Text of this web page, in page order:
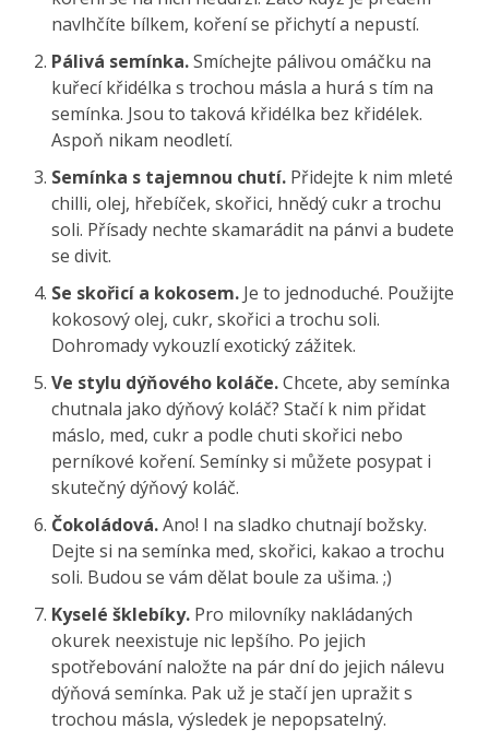
navlhčíte bílkem, koření se přichytí a nepustí.
Pálivá semínka.Smíchejte pálivou omáčku na
kuřecí křidélka s trochou másla a hurá s tím na
semínka. Jsou to taková křidélka bez křidélek.
Aspoň nikam neodletí.
Semínka s tajemnou chutí. Přidejte k nim mleté
chilli, olej, hřebíček, skořici, hnědý cukr a trochu
soli. Přísady nechte skamarádit na pánvi a budete
se divit.
Se skořicí a kokosem. Je to jednoduché. Použijte
kokosový olej, cukr, skořici a trochu soli.
Dohromady vykouzlí exotický zážitek.
Ve stylu dýňového koláče.Chcete, aby semínka
chutnala jako dýňový koláč? Stačí k nim přidat
máslo, med, cukr a podle chuti skořici nebo
perníkové koření. Semínky si můžete posypat i
skutečný dýňový koláč.
Čokoládová.Ano! I na sladko chutnají božsky.
Dejte si na semínka med, skořici, kakao a trochu
soli. Budou se vám dělat boule za ušima. ;)
Kyselé šklebíky. Pro milovníky nakládaných
okurek neexistuje nic lepšího. Po jejich
spotřebování naložte na pár dní do jejich nálevu
dýňová semínka. Pak už je stačí jen upražit s
trochou másla, výsledek je nepopsatelný.